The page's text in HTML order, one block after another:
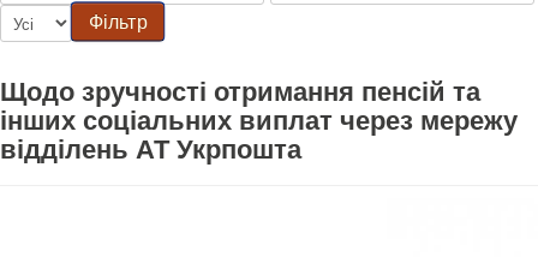
Фільтр
Щодо зручності отримання пенсій та
інших соціальних виплат через мережу
відділень АТ Укрпошта